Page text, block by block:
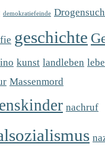
demokratiefeinde
geschichte
kunst landleben
Massenmord
nachruf